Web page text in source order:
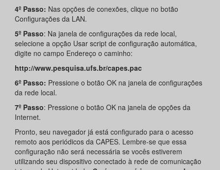
4º Passo: Nas opções de conexões, clique no botão
Configurações da LAN.
5º Passo: Na janela de configurações da rede local,
selecione a opção Usar script de configuração automática,
digite no campo Endereço o caminho:
http://www.pesquisa.ufs.br/capes.pac
6º Passo: Pressione o botão OK na janela de configurações
da rede local.
7º Passo: Pressione o botão OK na janela de opções da
Internet.
Pronto, seu navegador já está configurado para o acesso
remoto aos periódicos da CAPES. Lembre-se que essa
configuração não será necessária se vocês estiverem
utilizando seu dispositivo conectado à rede de comunicação